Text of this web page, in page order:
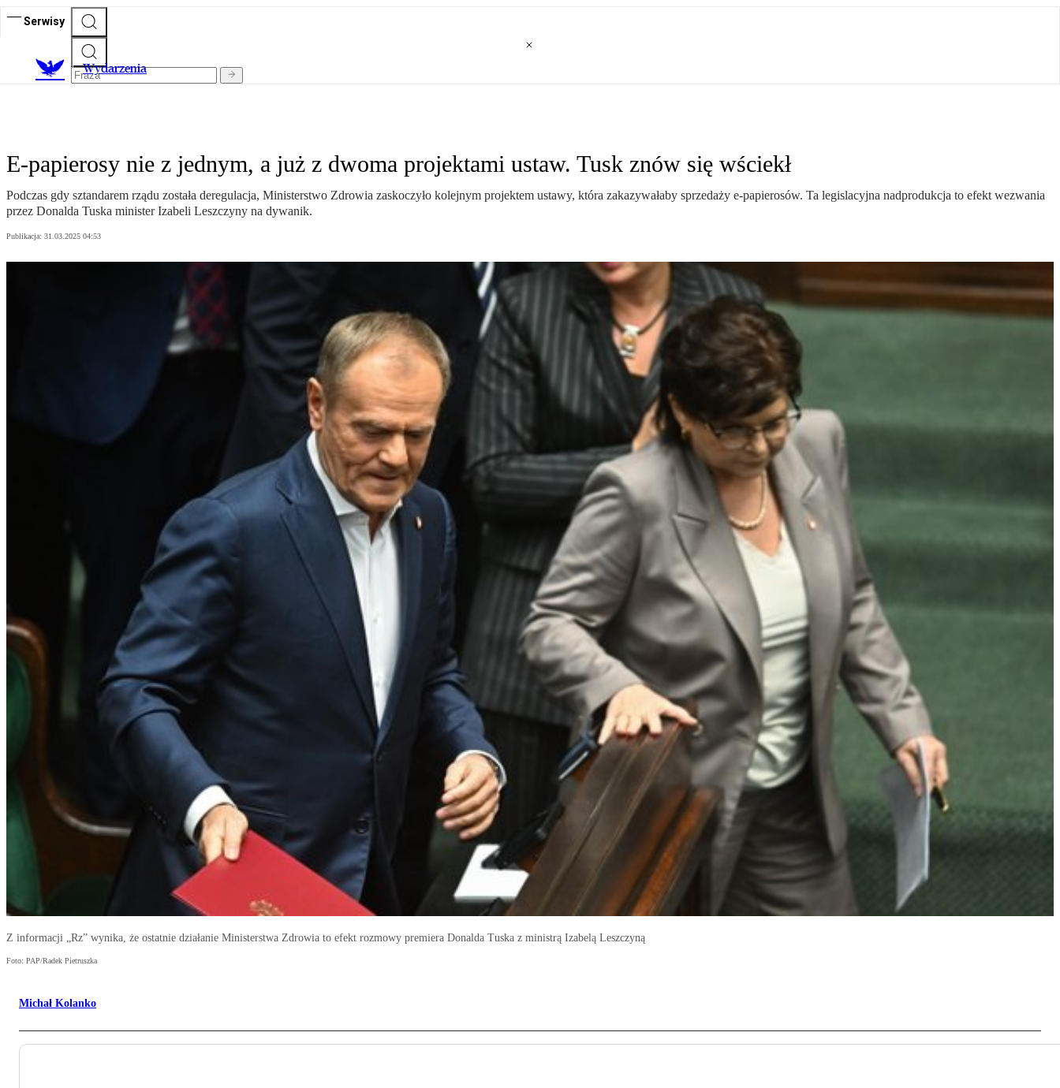
Serwisy
Wydarzenia
E-papierosy nie z jednym, a już z dwoma projektami ustaw. Tusk znów się wściekł
Podczas gdy sztandarem rządu została deregulacja, Ministerstwo Zdrowia zaskoczyło kolejnym projektem ustawy, która zakazywałaby sprzedaży e-papierosów. Ta legislacyjna nadprodukcja to efekt wezwania
przez Donalda Tuska minister Izabeli Leszczyny na dywanik.
Publikacja: 31.03.2025 04:53
Z informacji „Rz” wynika, że ostatnie działanie Ministerstwa Zdrowia to efekt rozmowy premiera Donalda Tuska z ministrą Izabelą Leszczyną
Foto: PAP/Radek Pietruszka
Michał Kolanko